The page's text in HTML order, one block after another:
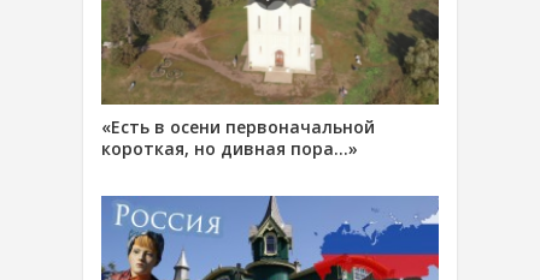
«Есть в осени первоначальной
короткая, но дивная пора…»